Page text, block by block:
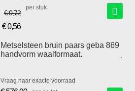
€ 0,72
prijs
€ 0,56
per stuk
Metselsteen bruin paars geba 869
handvorm waalformaat.
Vraag naar exacte voorraad